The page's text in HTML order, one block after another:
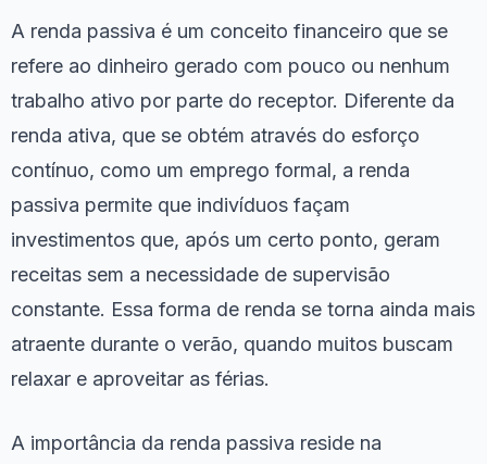
A renda passiva é um conceito financeiro que se
refere ao dinheiro gerado com pouco ou nenhum
trabalho ativo por parte do receptor. Diferente da
renda ativa, que se obtém através do esforço
contínuo, como um emprego formal, a renda
passiva permite que indivíduos façam
investimentos que, após um certo ponto, geram
receitas sem a necessidade de supervisão
constante. Essa forma de renda se torna ainda mais
atraente durante o verão, quando muitos buscam
relaxar e aproveitar as férias.
A importância da renda passiva reside na